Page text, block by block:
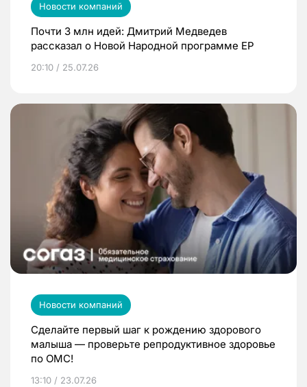
Новости компаний
Почти 3 млн идей: Дмитрий Медведев
рассказал о Новой Народной программе ЕР
20:10 / 25.07.26
Новости компаний
Сделайте первый шаг к рождению здорового
малыша — проверьте репродуктивное здоровье
по ОМС!
13:10 / 23.07.26